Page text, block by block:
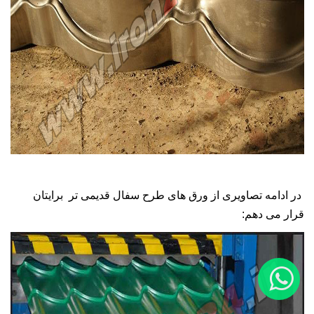
در ادامه تصاویری از ورق های طرح سفال قدیمی تر برایتان
قرار می دهم: